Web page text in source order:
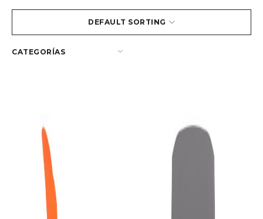
DEFAULT SORTING
CATEGORÍAS